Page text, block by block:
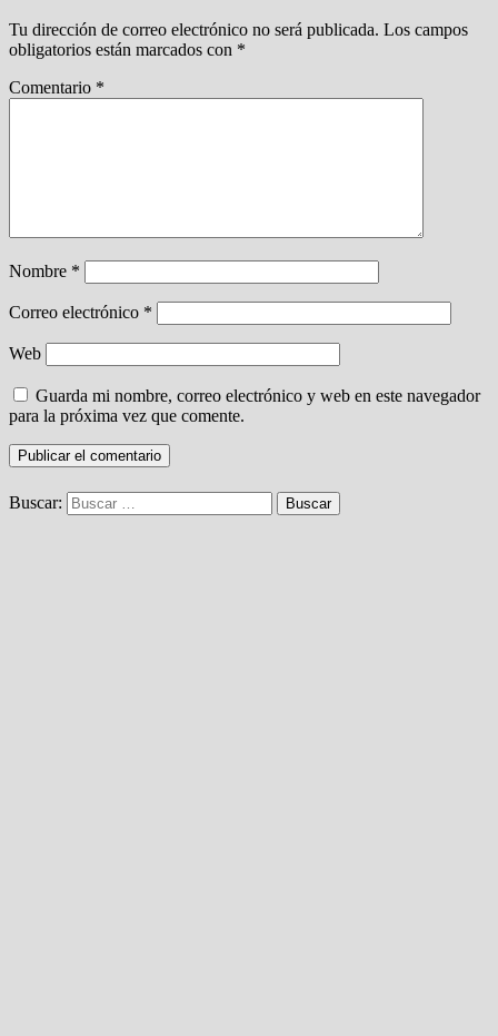
Tu dirección de correo electrónico no será publicada. Los campos
obligatorios están marcados con *
Comentario *
Nombre *
Correo electrónico *
Web
Guarda mi nombre, correo electrónico y web en este navegador
para la próxima vez que comente.
Buscar: